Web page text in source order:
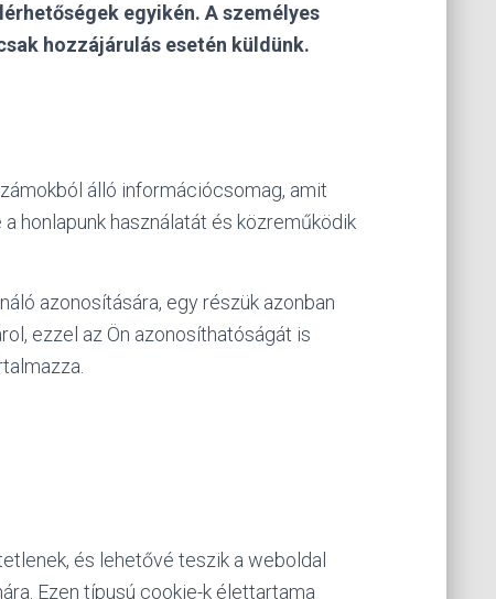
egyikén. A személyes
hozzájárulás esetén küldünk.
álló információcsomag, amit
honlapunk használatát és közreműködik
azonosítására, egy részük azonban
ezzel az Ön azonosíthatóságát is
és lehetővé teszik a weboldal
Ezen típusú cookie-k élettartama